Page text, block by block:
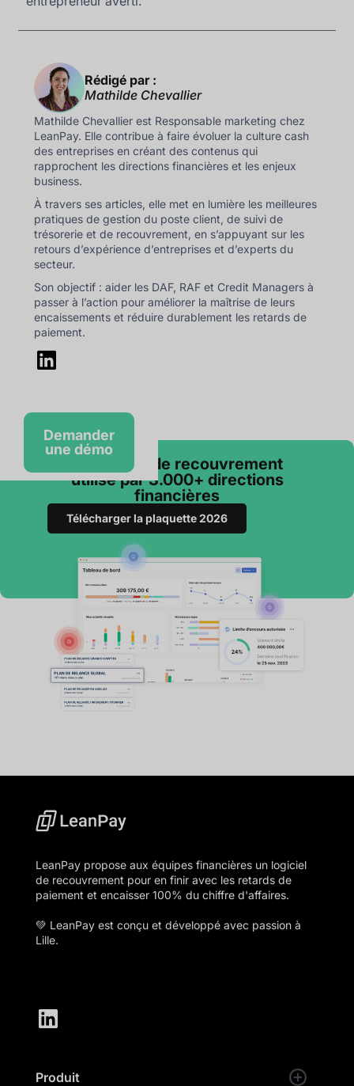
Rédigé par :
Mathilde Chevallier
Mathilde Chevallier est Responsable marketing chez
LeanPay. Elle contribue à faire évoluer la culture cash
des entreprises en créant des contenus qui
rapprochent les directions financières et les enjeux
business.
À travers ses articles, elle met en lumière les meilleures
pratiques de gestion du poste client, de suivi de
trésorerie et de recouvrement, en s’appuyant sur les
retours d’expérience d’entreprises et d’experts du
secteur.
Son objectif : aider les DAF, RAF et Credit Managers à
passer à l’action pour améliorer la maîtrise de leurs
encaissements et réduire durablement les retards de
paiement.
Demander
une démo
Le logiciel de recouvrement
utilisé par 3.000+ directions
financières
Télécharger la plaquette 2026
LeanPay propose aux équipes financières un logiciel
de recouvrement pour en finir avec les retards de
paiement et encaisser 100% du chiffre d'affaires.
💚 LeanPay est conçu et développé avec passion à
Lille.
Produit